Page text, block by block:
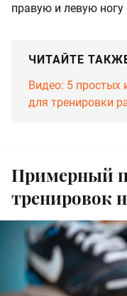
правую и левую
ЧИТАЙТЕ
Видео: 5 простых
для тренировки
Примерный
тренировок